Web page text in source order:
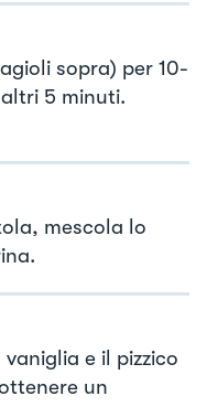
sopra) per 10-
5 minuti.
mescola lo
e il pizzico
un